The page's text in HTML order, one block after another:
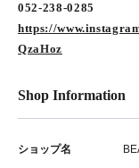
052-238-0285
https://
QzaHoz
Shop Information
ショップ名